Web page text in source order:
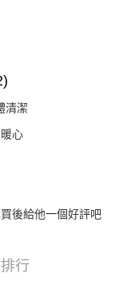
清潔
心
後給他一個好評吧
行